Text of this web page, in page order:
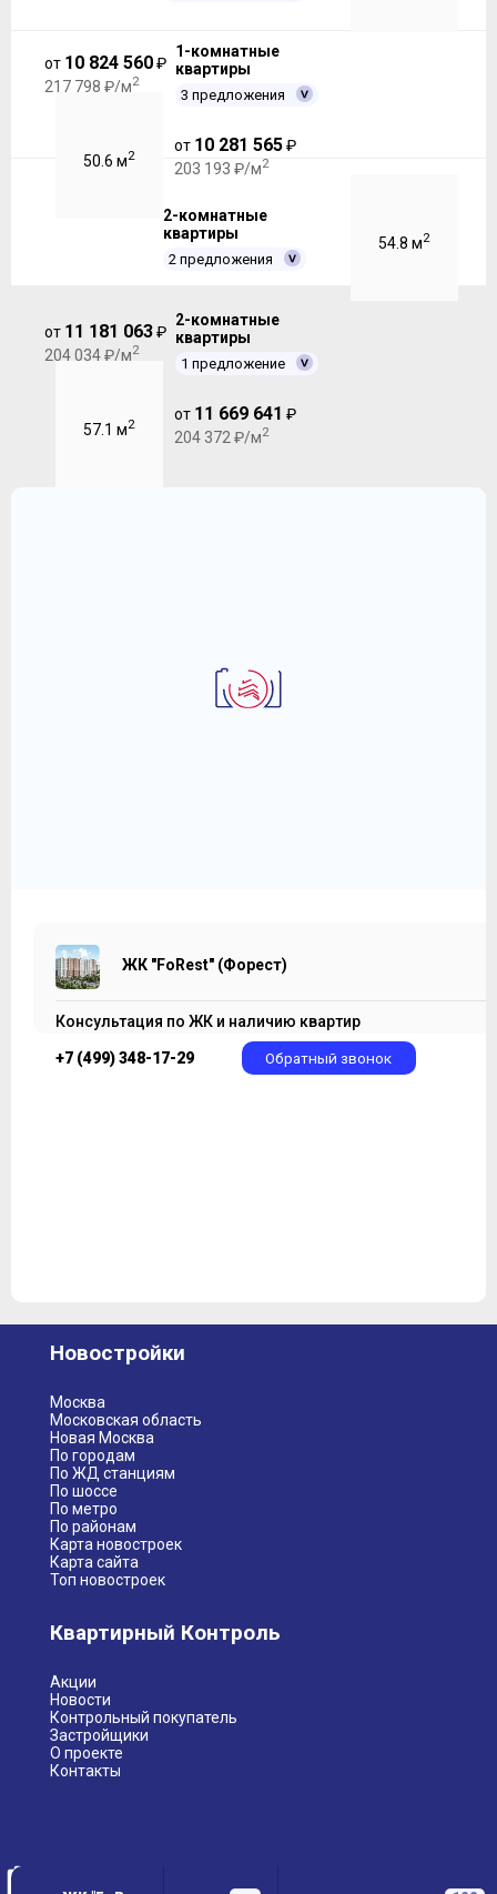
от 10 824 560₽
217 798 ₽/м2
1-комнатные
квартиры
3 предложения
50.6 м2
от 10 281 565₽
203 193 ₽/м2
2-комнатные
квартиры
2 предложения
54.8 м2
от 11 181 063₽
204 034 ₽/м2
2-комнатные
квартиры
1 предложение
57.1 м2
от 11 669 641 ₽
204 372 ₽/м2
ЖК "FoRest" (Форест)
Консультация по ЖК и наличию квартир
+7 (499) 348-17-29 Обратный звонок
Новостройки
Москва
Московская область
Новая Москва
По городам
По ЖД станциям
По шоссе
По метро
По районам
Карта новостроек
Карта сайта
Топ новостроек
Квартирный Контроль
Акции
Новости
Контрольный покупатель
Застройщики
О проекте
Контакты